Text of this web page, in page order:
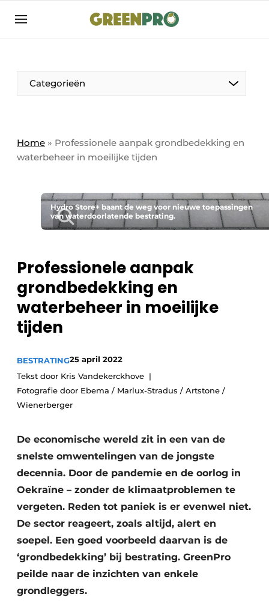
Aanmelden
Bedrijven
Bedrijven
Direct contact
Evenement aanmelden
groenprofessional
Meest gelezen
Privacy / Cookie statement
Vacature aanmelden
Video’s
Categorieën
Home » Professionele aanpak grondbedekking en
waterbeheer in moeilijke tijden
Hydro Store+ baant de weg voor nieuwe toepassingen
van waterdoorlatende bestrating.
Professionele aanpak
grondbedekking en
waterbeheer in moeilijke
tijden
BESTRATING25 april 2022
Tekst door Kris Vandekerckhove
Fotografie door Ebema / Marlux-Stradus / Artstone /
Wienerberger
De economische wereld zit in een van de
snelste omwentelingen van de jongste
decennia. Door de pandemie en de oorlog in
Oekraïne – zonder de klimaatproblemen te
vergeten. Reden tot paniek is er evenwel niet.
De sector reageert, zoals altijd, alert en
soepel. Een goed voorbeeld daarvan is de
‘grondbedekking’ bij bestrating. GreenPro
peilde naar de inzichten van enkele
grondleggers.